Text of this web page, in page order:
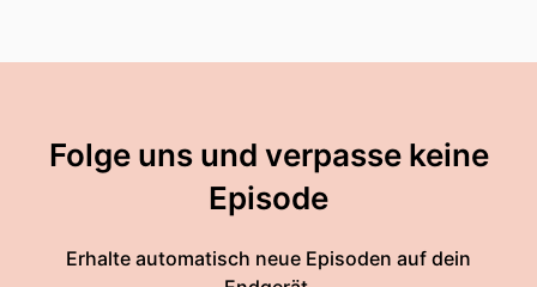
Folge uns und verpasse keine
Episode
Erhalte automatisch neue Episoden auf dein